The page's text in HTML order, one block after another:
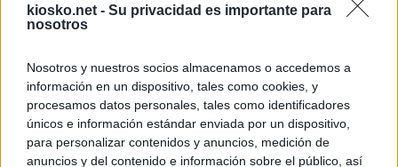
kiosko.net - Su privacidad es importante para
nosotros
Nosotros y nuestros socios almacenamos o accedemos a
información en un dispositivo, tales como cookies, y
procesamos datos personales, tales como identificadores
únicos e información estándar enviada por un dispositivo,
para personalizar contenidos y anuncios, medición de
anuncios y del contenido e información sobre el público, así